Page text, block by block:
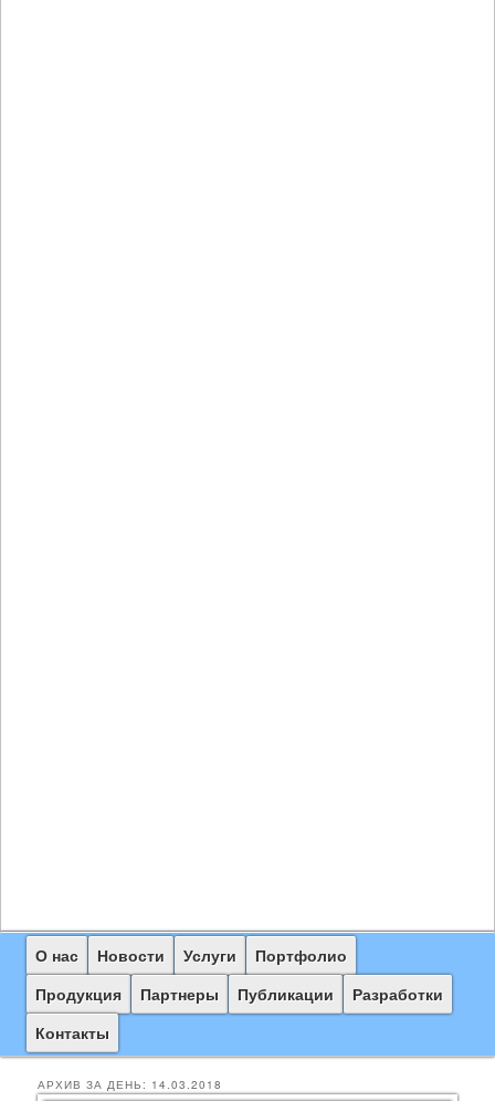
Главное
меню
Перейти
к
основному
содержимому
Перейти
к
дополнительному
содержимому
О нас Новости Услуги
Портфолио
Продукция
Партнеры Публикации
Разработки
Контакты
АРХИВ ЗА ДЕНЬ: 14.03.2018